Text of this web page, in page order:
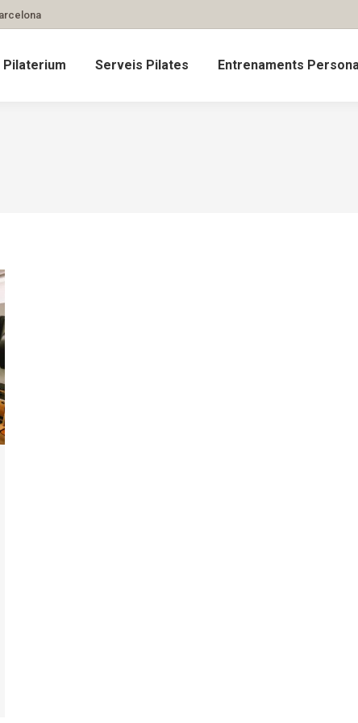
Pilaterium Serveis Pilates Entrenaments